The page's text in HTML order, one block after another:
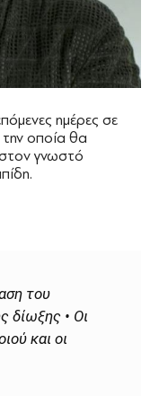
ημέρες σε
την οποία θα
στον γνωστό
του
δίωξης • Οι
και οι